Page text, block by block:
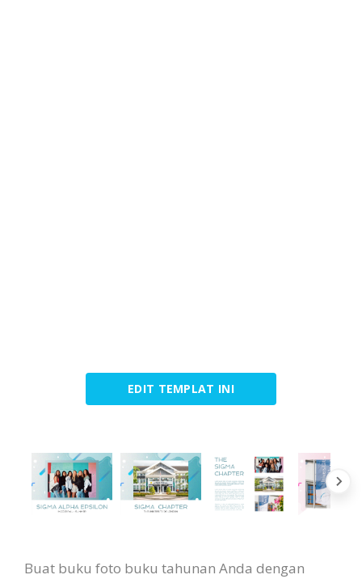
EDIT TEMPLAT INI
Buat buku foto buku tahunan Anda dengan